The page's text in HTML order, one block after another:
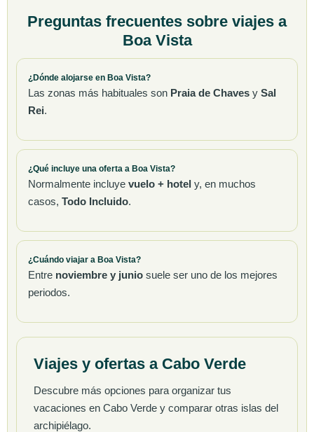
Preguntas frecuentes sobre viajes a
Boa Vista
¿Dónde alojarse en Boa Vista?
Las zonas más habituales son Praia de Chaves y Sal
Rei.
¿Qué incluye una oferta a Boa Vista?
Normalmente incluye vuelo + hotel y, en muchos
casos, Todo Incluido.
¿Cuándo viajar a Boa Vista?
Entre noviembre y junio suele ser uno de los mejores
periodos.
Viajes y ofertas a Cabo Verde
Descubre más opciones para organizar tus
vacaciones en Cabo Verde y comparar otras islas del
archipiélago.